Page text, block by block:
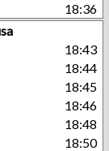
18:36
18:43
18:44
18:45
18:46
18:48
18:50